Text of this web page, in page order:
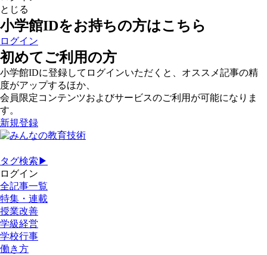
とじる
小学館IDをお持ちの方はこちら
ログイン
初めてご利用の方
小学館IDに登録してログインいただくと、オススメ記事の精
度がアップするほか、
会員限定コンテンツおよびサービスのご利用が可能になりま
す。
新規登録
タグ検索▶
ログイン
全記事一覧
特集・連載
授業改善
学級経営
学校行事
働き方